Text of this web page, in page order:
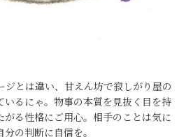
とは違い、甘えん坊で寂しがり屋の
いるにゃ。物事の本質を見抜く目を持
る性格にご用心。相手のことは気に
分の判断に自信を。